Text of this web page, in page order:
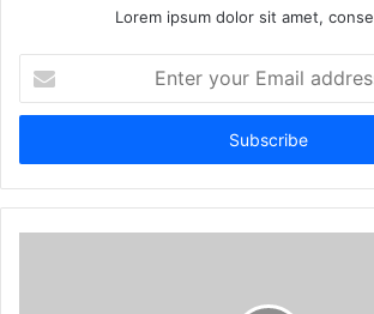
Lorem ipsum dolor sit amet,
your
Email